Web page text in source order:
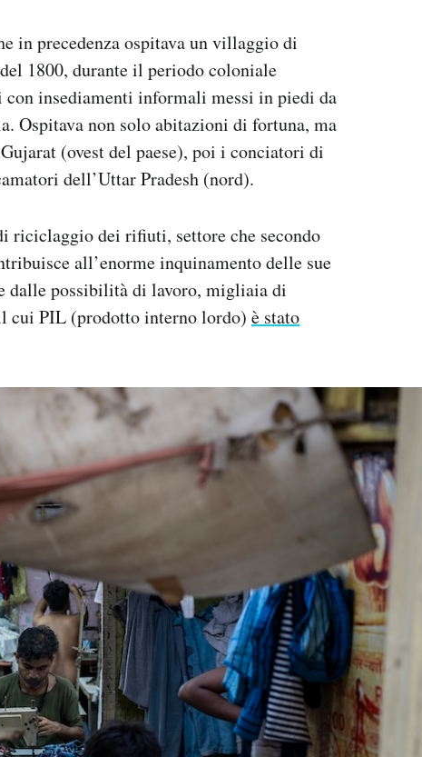
in precedenza ospitava un villaggio di
1800, durante il periodo coloniale
con insediamenti informali messi in piedi da
Ospitava non solo abitazioni di fortuna, ma
(ovest del paese), poi i conciatori di
dell’Uttar Pradesh (nord).
riciclaggio dei rifiuti, settore che secondo
all’enorme inquinamento delle sue
dalle possibilità di lavoro, migliaia di
cui PIL (prodotto interno lordo) è stato